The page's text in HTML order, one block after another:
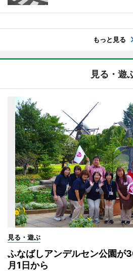
もっと見る
見る・遊
見る・遊ぶ
ふなばしアンデルセン公園
月1日から